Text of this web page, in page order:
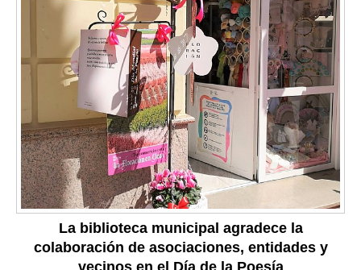
La biblioteca municipal agradece la
colaboración de asociaciones, entidades y
vecinos en el Día de la Poesía